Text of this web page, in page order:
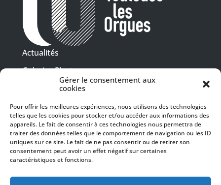
Gérer le consentement aux
cookies
Pour offrir les meilleures expériences, nous utilisons des technologies
telles que les cookies pour stocker et/ou accéder aux informations des
appareils. Le fait de consentir à ces technologies nous permettra de
traiter des données telles que le comportement de navigation ou les ID
uniques sur ce site. Le fait de ne pas consentir ou de retirer son
consentement peut avoir un effet négatif sur certaines
caractéristiques et fonctions.
Actualités
Galeries Photos
Vidéothèque
Presse
Programme PDF
Billetterie
Recrutement
Mentions légales
SUIVEZ-NOUS